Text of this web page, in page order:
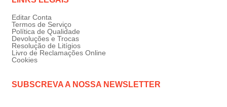
Editar Conta
Termos de Serviço
Política de Qualidade
Devoluções e Trocas
Resolução de Litígios
Livro de Reclamações Online
Cookies
SUBSCREVA A NOSSA NEWSLETTER